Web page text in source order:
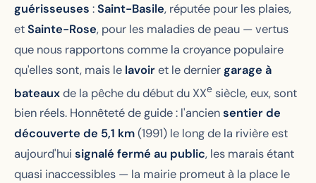
guérisseuses :Saint-Basile, réputée pour les plaies,
etSainte-Rose, pour les maladies de peau — vertus
que nous rapportons comme la croyance populaire
qu'elles sont, mais le lavoiret le derniergarage à
bateauxde la pêche du début du XXe siècle, eux, sont
bien réels. Honnêteté de guide : l'anciensentier de
découverte de 5,1 km(1991) le long de la rivière est
aujourd'hui signalé fermé au public, les marais étant
quasi inaccessibles — la mairie promeut à la place le